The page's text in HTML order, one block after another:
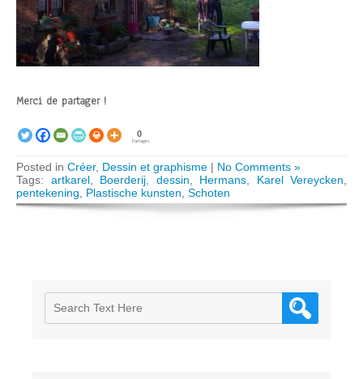
Merci de partager !
0
Partages
Posted in Créer, Dessin et graphisme | No Comments »
Tags: artkarel, Boerderij dessin Hermans Karel Vereycken
pentekening
Plastische kunsten Schoten